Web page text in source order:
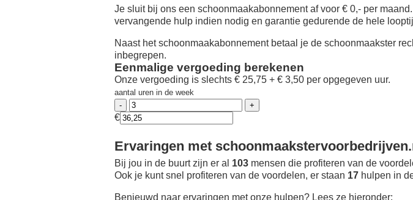
Je sluit bij ons een schoonmaakabonnement af voor € 0,- per maand
vervangende hulp indien nodig en garantie gedurende de hele
Naast het schoonmaakabonnement betaal je de schoonmaakster
inbegrepen.
Eenmalige vergoeding berekenen
Onze vergoeding is slechts € 25,75 + € 3,50 per opgegeven uur.
aantal uren in de week
€
Ervaringen met
Bij jou in de buurt zijn er al 103 mensen die profiteren van de
Ook je kunt snel profiteren van de voordelen, er staan 17 hulpen in
Benieuwd naar ervaringen met onze hulpen? Lees ze hieronder: